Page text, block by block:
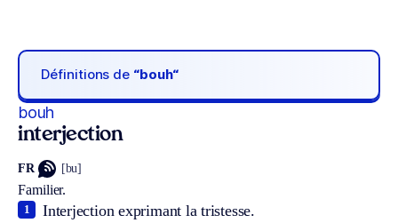
Définitions de “bouh“
bouh
interjection
FR [bu]
Familier.
Interjection exprimant la tristesse.
1